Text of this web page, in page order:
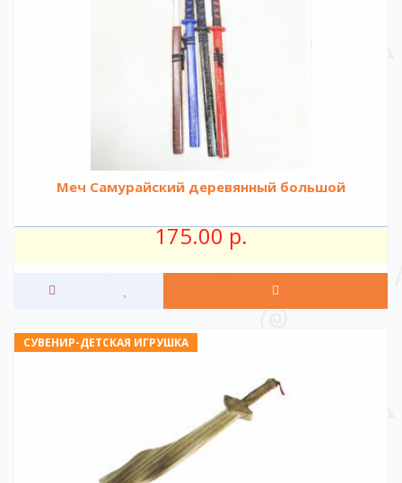
Меч Самурайский деревянный большой
175.00 р.
СУВЕНИР-ДЕТСКАЯ ИГРУШКА